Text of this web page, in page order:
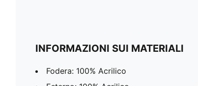
INFORMAZIONI SUI MATERIALI
Fodera: 100% Acrilico